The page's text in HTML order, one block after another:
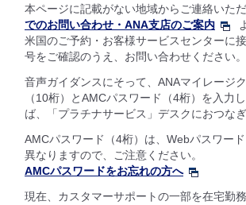
本ページに記載がない地域からご連絡いただ
でのお問い合わせ・ANA支店のご案内
米国のご予約・お客様サービスセンターに
号をご確認のうえ、お問い合わせください。
音声ガイダンスにそって、ANAマイレージ
（10桁）とAMCパスワード（4桁）を入力
ば、「プラチナサービス」デスクにおつなぎ
AMCパスワード（4桁）は、Webパスワー
異なりますので、ご注意ください。
AMCパスワードをお忘れの方へ
現在、カスタマーサポートの一部を在宅勤